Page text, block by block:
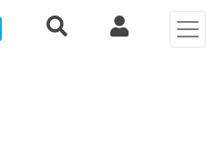
Nous contacterRecherche rapide
Mi